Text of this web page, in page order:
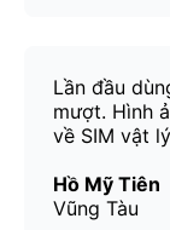
Lần đầu
mượt. Hình
về SIM vật
Hồ Mỹ Tiên
Vũng Tàu